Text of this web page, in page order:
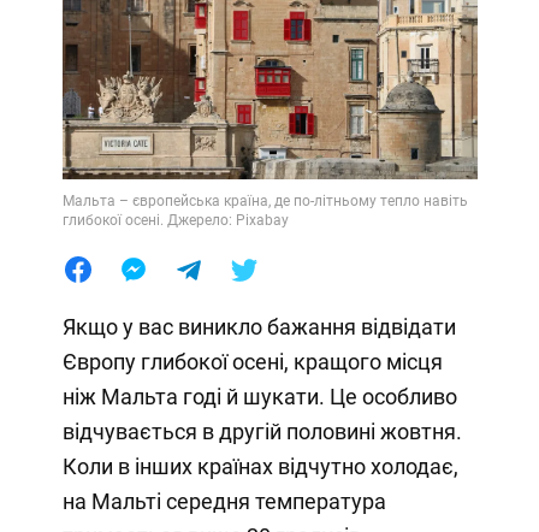
Мальта – європейська країна, де по-літньому тепло навіть
глибокої осені. Джерело: Pixabay
Якщо у вас виникло бажання відвідати
Європу глибокої осені, кращого місця
ніж Мальта годі й шукати. Це особливо
відчувається в другій половині жовтня.
Коли в інших країнах відчутно холодає,
на Мальті середня температура